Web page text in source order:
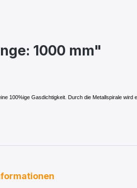
1000 mm"
100%ige Gasdichtigkeit. Durch die Metallspirale wird